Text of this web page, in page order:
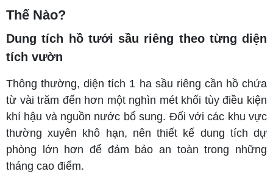
Thế Nào?
Dung tích hồ tưới sầu riêng theo từng diện
tích vườn
Thông thường, diện tích 1 ha sầu riêng cần hồ chứa
từ vài trăm đến hơn một nghìn mét khối tùy điều kiện
khí hậu và nguồn nước bổ sung. Đối với các khu vực
thường xuyên khô hạn, nên thiết kế dung tích dự
phòng lớn hơn để đảm bảo an toàn trong những
tháng cao điểm.